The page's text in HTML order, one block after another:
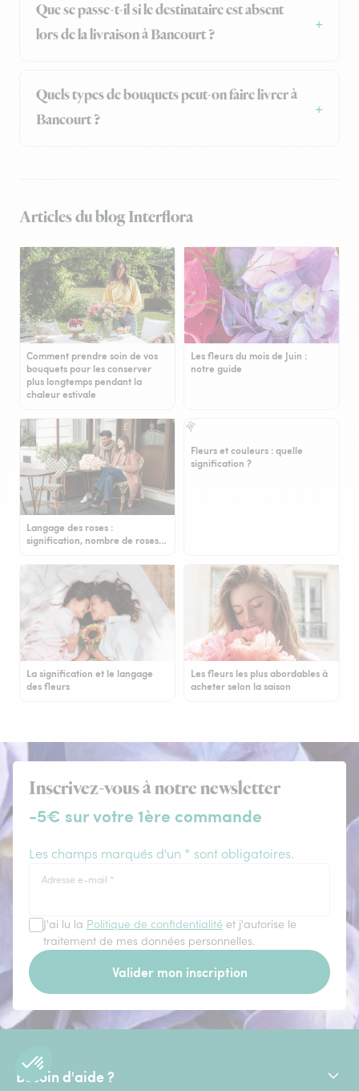
Que se passe-t-il si le destinataire est absent
lors de la livraison à Bancourt ?
Quels types de bouquets peut-on faire livrer à
Bancourt ?
Articles du blog Interflora
Comment prendre soin de vos
bouquets pour les conserver
plus longtemps pendant la
chaleur estivale
Les fleurs du mois de Juin :
notre guide
Langage des roses :
signification, nombre de roses…
Fleurs et couleurs : quelle
signification ?
La signification et le langage
des fleurs
Les fleurs les plus abordables à
acheter selon la saison
Inscrivez-vous à notre newsletter
-5€ sur votre 1ère commande
Les champs marqués d'un * sont obligatoires.
Adresse e-mail *
J'ai lu la Politique de confidentialité et j'autorise le
traitement de mes données personnelles.
Valider mon inscription
Besoin d'aide ?